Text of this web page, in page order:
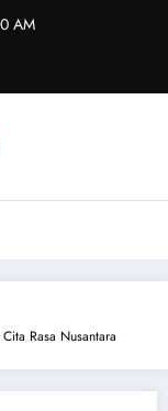
AM
Rasa Nusantara